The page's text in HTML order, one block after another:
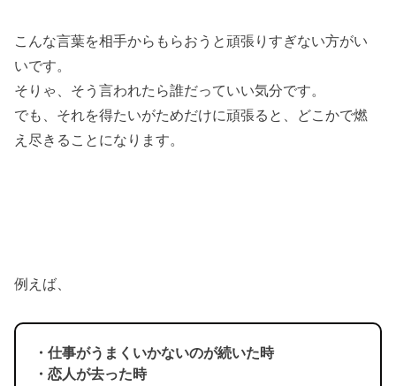
こんな言葉を相手からもらおうと頑張りすぎない方がい
いです。
そりゃ、そう言われたら誰だっていい気分です。
でも、それを得たいがためだけに頑張ると、どこかで燃
え尽きることになります。
例えば、
・仕事がうまくいかないのが続いた時
・恋人が去った時